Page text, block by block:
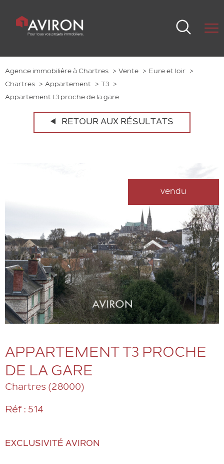
Agence immobilière à Chartres Vente
Eure et loir
Chartres
Appartement
T3
Appartement t3 proche de la gare
RETOUR AUX RÉSULTATS
vendu
APPARTEMENT T3 PROCHE
DE LA GARE
Chartres (28000)
Réf : 514
EXCLUSIVITÉ AVIRON